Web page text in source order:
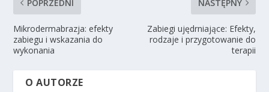
POPRZEDNI
Mikrodermabrazja: efekty
zabiegu i wskazania do
wykonania
NASTĘPNY
Zabiegi ujędrniające: Efekty,
rodzaje i przygotowanie do
terapii
O AUTORZE